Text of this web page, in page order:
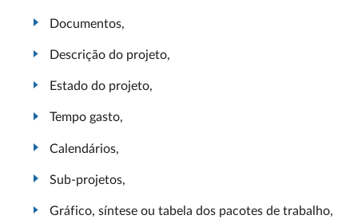
Documentos,
Descrição do projeto,
Estado do projeto,
Tempo gasto,
Calendários,
Sub-projetos,
Gráfico, síntese ou tabela dos pacotes de trabalho,